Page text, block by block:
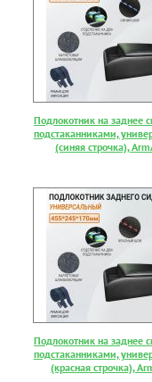
Подлокотник на заднее
подстаканниками,
(синяя строчка),
Подлокотник на заднее
подстаканниками,
(красная строчка),